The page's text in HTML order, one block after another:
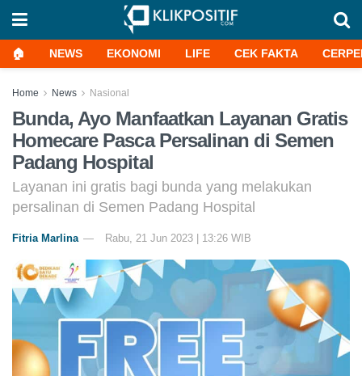
🏠 NEWS EKONOMI LIFE CEK FAKTA
Home News Nasional
Bunda, Ayo Manfaatkan Layanan Gratis
Homecare Pasca Persalinan di Semen
Padang Hospital
Layanan ini gratis bagi bunda yang melakukan
persalinan di Semen Padang Hospital
Fitria Marlina Rabu, 21 Jun 2023 | 13:26 WIB